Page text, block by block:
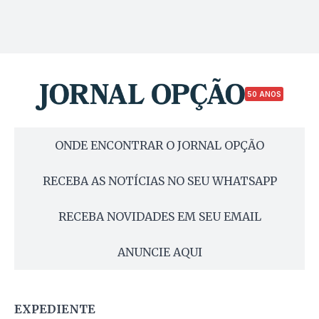
50 ANOS
ONDE ENCONTRAR O JORNAL OPÇÃO
RECEBA AS NOTÍCIAS NO SEU WHATSAPP
RECEBA NOVIDADES EM SEU EMAIL
ANUNCIE AQUI
EXPEDIENTE